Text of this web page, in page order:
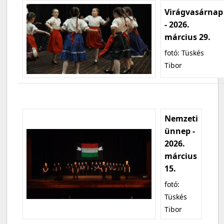
Virágvasárnap
- 2026.
március 29.
fotó: Tüskés
Tibor
Nemzeti
ünnep -
2026.
március
15.
fotó:
Tüskés
Tibor